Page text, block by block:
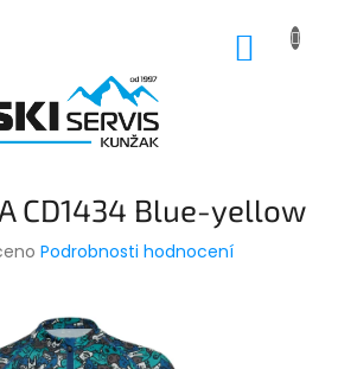
CD1434 Blue-yellow
Podrobnosti hodnocení